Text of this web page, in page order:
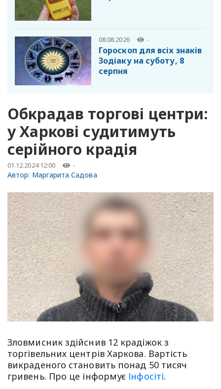
08.08.2026 -
Гороскоп для всіх знаків
Зодіаку на суботу, 8
серпня
Обкрадав торгові центри:
у Харкові судитимуть
серійного крадія
01.12.2024 12:00 -
Автор: Маргарита Садова
Зловмисник здійснив 12 крадіжок з
торгівельних центрів Харкова. Вартість
викраденого становить понад 50 тисяч
гривень. Про це інформує Інфосіті.